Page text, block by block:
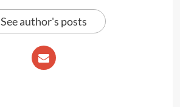
See author's posts